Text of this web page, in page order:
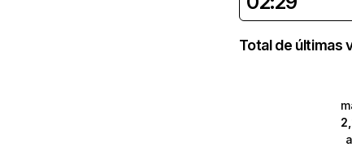
Total de últimas